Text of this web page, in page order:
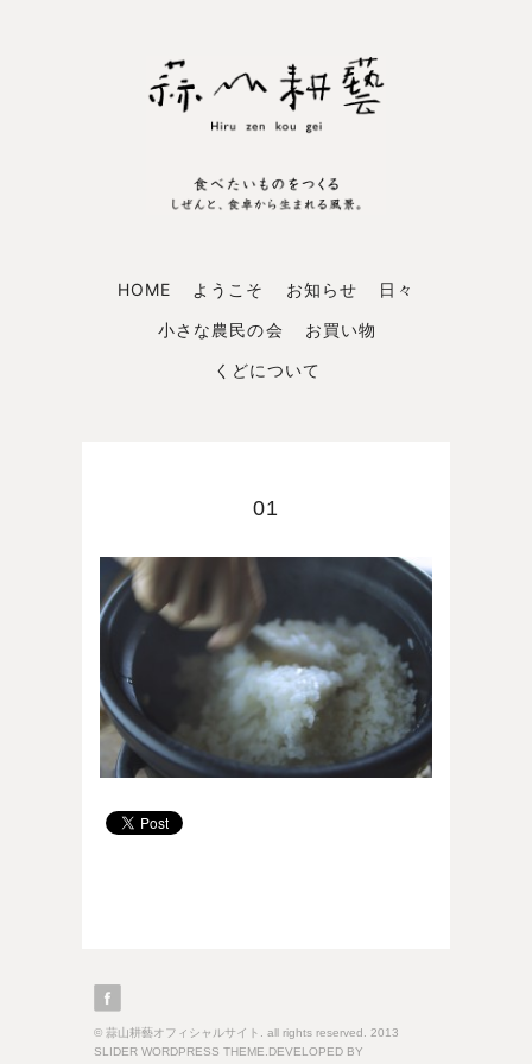
HOME ようこそ お知らせ
日々
小さな農民の会
お買い物
くどについて
01
© 蒜山耕藝オフィシャルサイト. all rights reserved. 2013
SLIDER WORDPRESS THEME.DEVELOPED BY